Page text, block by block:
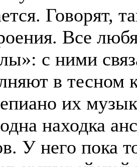
Говорят,
Все
с ними
в тесном
их
находка
У него пока